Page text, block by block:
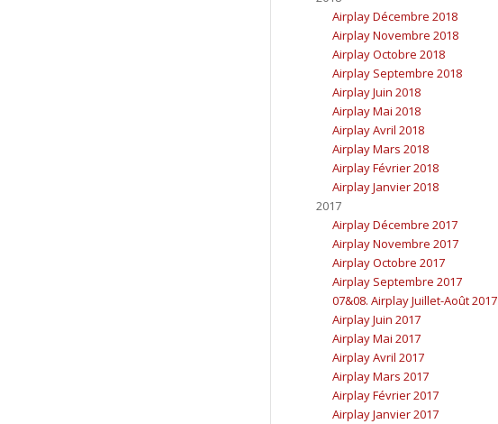
Airplay Décembre 2018
Airplay Novembre 2018
Airplay Octobre 2018
Airplay Septembre 2018
Airplay Juin 2018
Airplay Mai 2018
Airplay Avril 2018
Airplay Mars 2018
Airplay Février 2018
Airplay Janvier 2018
2017
Airplay Décembre 2017
Airplay Novembre 2017
Airplay Octobre 2017
Airplay Septembre 2017
07&08. Airplay Juillet-Août 2017
Airplay Juin 2017
Airplay Mai 2017
Airplay Avril 2017
Airplay Mars 2017
Airplay Février 2017
Airplay Janvier 2017